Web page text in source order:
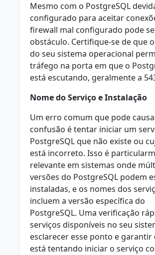
Mesmo com o PostgreSQL
configurado para aceitar
firewall mal configurado pode
obstáculo. Certifique-se de que
do seu sistema operacional
tráfego na porta em que o
está escutando, geralmente a
Nome do Serviço e Instalação
Um erro comum que pode
confusão é tentar iniciar um
PostgreSQL que não existe ou
está incorreto. Isso é
relevante em sistemas onde
versões do PostgreSQL podem
instaladas, e os nomes dos
incluem a versão específica do
PostgreSQL. Uma verificação
serviços disponíveis no seu
esclarecer esse ponto e garantir
está tentando iniciar o serviço